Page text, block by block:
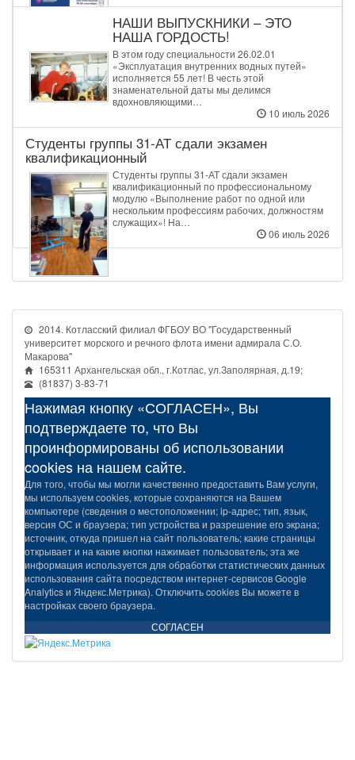
НАШИ ВЫПУСКНИКИ – ЭТО
НАША ГОРДОСТЬ!
В этом году специальности 26.02.01
«Эксплуатация внутренних водных путей»
исполняется 55 лет! В честь этой
знаменательной даты мы делимся
вдохновляющими…
10 июль 2026
Студенты группы 31‑АТ сдали экзамен
квалификационный
Студенты группы 31‑АТ сдали экзамен
квалификационный по профессиональному
модулю «Выполнение работ по одной или
нескольким профессиям рабочих, должностям
служащих»! На…
06 июль 2026
2014. Котласский филиал ФГБОУ ВО "Государственный
университет морского и речного флота имени адмирала С.О.
Макарова"
165311 Архангельская обл., г.Котлас, ул.Заполярная, д.19;
(81837) 3-83-71
Нажимая кнопку «СОГЛАСЕН», Вы
подтверждаете то, что Вы
проинформированы об использовании
cookies на нашем сайте.
Для того, чтобы мы могли качественно предоставить Вам услуги,
мы используем cookies, которые сохраняются на Вашем
компьютере (сведения о местоположении; ip-адрес; тип, язык,
версия ОС и браузера; тип устройства и разрешение его экрана;
источник, откуда пришел на сайт пользователь; какие страницы
открывает и на какие кнопки нажимает пользователь; эта же
информация используется для обработки статистических данных
использования сайта посредством интернет-сервисов Google
Analytics и Яндекс.Метрика). Отключить cookies Вы можете в
настройках своего браузера.
СОГЛАСЕН